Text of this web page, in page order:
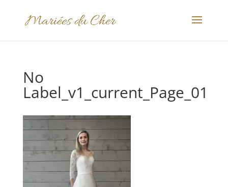
No
Label_v1_current_Page_01